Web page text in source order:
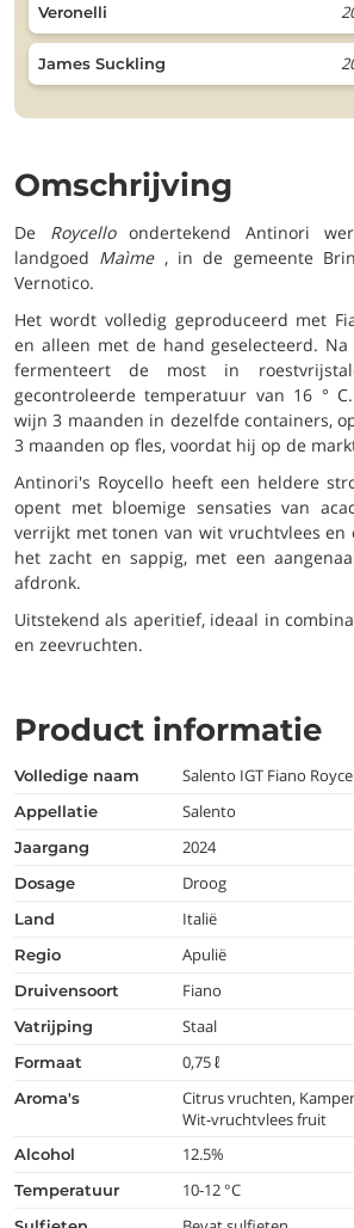
Veronelli
James Suckling
Omschrijving
De Roycelloondertekend Antinori
landgoed Maìme, in de gemeente
Vernotico.
Het wordt volledig geproduceerd met
en alleen met de hand geselecteerd.
fermenteert de most in
gecontroleerde temperatuur van 16 °
wijn 3 maanden in dezelfde containers,
3 maanden op fles, voordat hij op de
Antinori's Roycello heeft een heldere
opent met bloemige sensaties van
verrijkt met tonen van wit vruchtvlees en
het zacht en sappig, met een
afdronk.
Uitstekend als aperitief, ideaal in
en zeevruchten.
Product informatie
volledige naam Salento IGT Fiano
appellatie Salento
jaargang 2024
dosage Droog
land Italië
regio Apulië
druivensoort Fiano
vatrijping Staal
formaat 0,75 ℓ
aroma's
Citrus vruchten,
Wit-vruchtvlees fruit
alcohol 12.5%
temperatuur 10-12 °C